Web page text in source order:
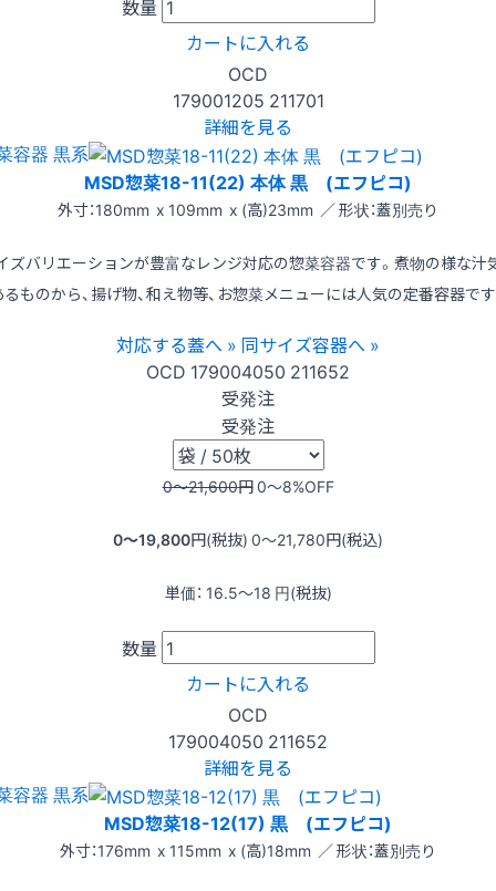
数量
カートに入れる
OCD
179001205 211701
詳細を見る
容器 黒系
MSD惣菜18-11(22) 本体 黒 (エフピコ)
外寸：180mm x 109mm x (高)23mm ／ 形状：蓋別売り
ズバリエーションが豊富なレンジ対応の惣菜容器です。煮物の様な汁
ものから、揚げ物、和え物等、お惣菜メニューには人気の定番容器で
対応する蓋へ » 同サイズ容器へ »
OCD 179004050 211652
受発注
受発注
0〜21,600円0〜8%OFF
0〜19,800円(税抜) 0〜21,780円(税込)
単価： 16.5〜18 円(税抜)
数量
カートに入れる
OCD
179004050 211652
詳細を見る
容器 黒系
MSD惣菜18-12(17) 黒 (エフピコ)
外寸：176mm x 115mm x (高)18mm ／ 形状：蓋別売り